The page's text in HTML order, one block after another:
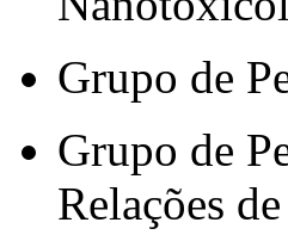
Grupo de
Grupo de
Relações